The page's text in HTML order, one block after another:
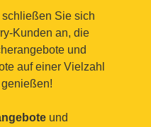
Sie sich
Kunden an, die
und
auf einer Vielzahl
und